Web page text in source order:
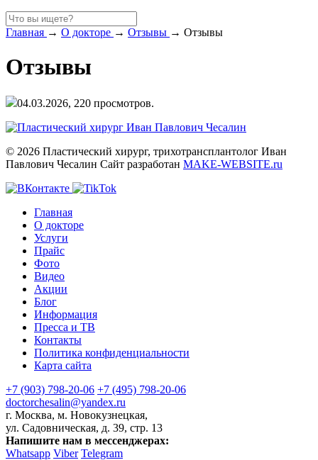
Главная → О докторе → Отзывы → Отзывы
Отзывы
04.03.2026, 220 просмотров.
© 2026 Пластический хирург, трихотрансплантолог Иван
Павлович Чесалин Сайт разработан MAKE-WEBSITE.ru
Главная
О докторе
Услуги
Прайс
Фото
Видео
Акции
Блог
Информация
Пресса и ТВ
Контакты
Политика конфиденциальности
Карта сайта
+7 (903) 798-20-06 +7 (495) 798-20-06
doctorchesalin@yandex.ru
г. Москва, м. Новокузнецкая,
ул. Садовническая, д. 39, стр. 13
Напишите нам в мессенджерах:
Whatsapp Viber Telegram